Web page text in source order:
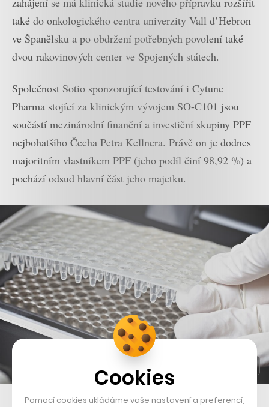
také do onkologického centra univerzity Vall d’Hebron
ve Španělsku a po obdržení potřebných povolení také
dvou rakovinových center ve Spojených státech.
Společnost Sotio sponzorující testování i Cytune
Pharma stojící za klinickým vývojem SO-C101 jsou
součástí mezinárodní finanční a investiční skupiny PPF
nejbohatšího Čecha Petra Kellnera. Právě on je dodnes
majoritním vlastníkem PPF (jeho podíl činí 98,92 %) a
pochází odsud hlavní část jeho majetku.
Cookies
Pomocí cookies ukládáme vaše nastavení a preferencí,